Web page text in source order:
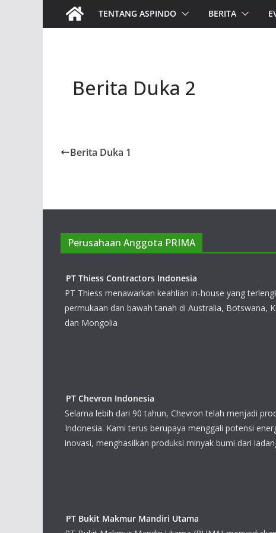
TENTANG ASPINDO BERITA
Berita Duka 2
Berita Duka 1
Perusahaan Anggota PRIMA
PT Thiess Contractors Indonesia
PT Thiess menawarkan keahlian in-
pertambangan permukaan dan bawah
PT Chevron Indonesia
Selama lebih dari 90 tahun, Chevron
energi terkemuka di Indonesia. Kami
potensi energi Indonesia melalui
PT Bukit Makmur Mandiri Utama